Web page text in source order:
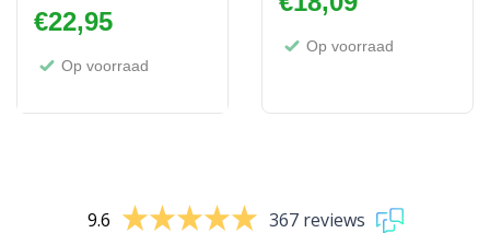
€22,95
Op voorraad
Op voorraad
9.6 367 reviews